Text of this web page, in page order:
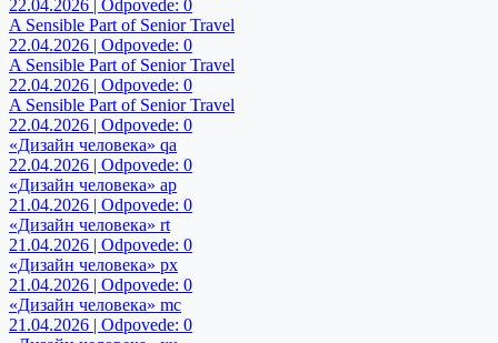
22.04.2026 | Odpovede: 0
A Sensible Part of Senior Travel
22.04.2026 | Odpovede: 0
A Sensible Part of Senior Travel
22.04.2026 | Odpovede: 0
A Sensible Part of Senior Travel
22.04.2026 | Odpovede: 0
«Дизайн человека» qa
22.04.2026 | Odpovede: 0
«Дизайн человека» ap
21.04.2026 | Odpovede: 0
«Дизайн человека» rt
21.04.2026 | Odpovede: 0
«Дизайн человека» px
21.04.2026 | Odpovede: 0
«Дизайн человека» mc
21.04.2026 | Odpovede: 0